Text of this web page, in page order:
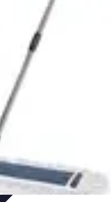
Produits à Surveiller